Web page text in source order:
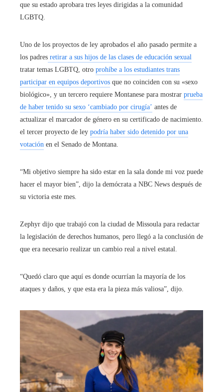
que su estado aprobara tres leyes dirigidas a la comunidad
LGBTQ.
Uno de los proyectos de ley aprobados el año pasado permite a
los padres retirar a sus hijos de las clases de educación sexual
tratar temas LGBTQ, otro prohíbe a los estudiantes trans
participar en equipos deportivos que no coinciden con su «sexo
biológico», y un tercero requiere Montanese para mostrar prueba
de haber tenido su sexo ‘cambiado por cirugía’ antes de
actualizar el marcador de género en su certificado de nacimiento.
el tercer proyecto de ley podría haber sido detenido por una
votación en el Senado de Montana.
“Mi objetivo siempre ha sido estar en la sala donde mi voz puede
hacer el mayor bien”, dijo la demócrata a NBC News después de
su victoria este mes.
Zephyr dijo que trabajó con la ciudad de Missoula para redactar
la legislación de derechos humanos, pero llegó a la conclusión de
que era necesario realizar un cambio real a nivel estatal.
“Quedó claro que aquí es donde ocurrían la mayoría de los
ataques y daños, y que esta era la pieza más valiosa”, dijo.